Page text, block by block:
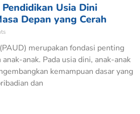
Usia Dini
Depan yang Cerah
merupakan fondasi penting
anak. Pada usia dini, anak-anak
kemampuan dasar yang
dan